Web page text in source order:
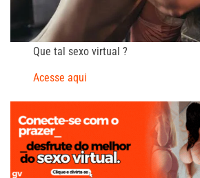
Que tal sexo virtual ?
Acesse aqui